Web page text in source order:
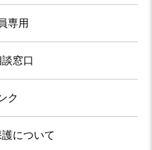
専用
窓口
ク
について